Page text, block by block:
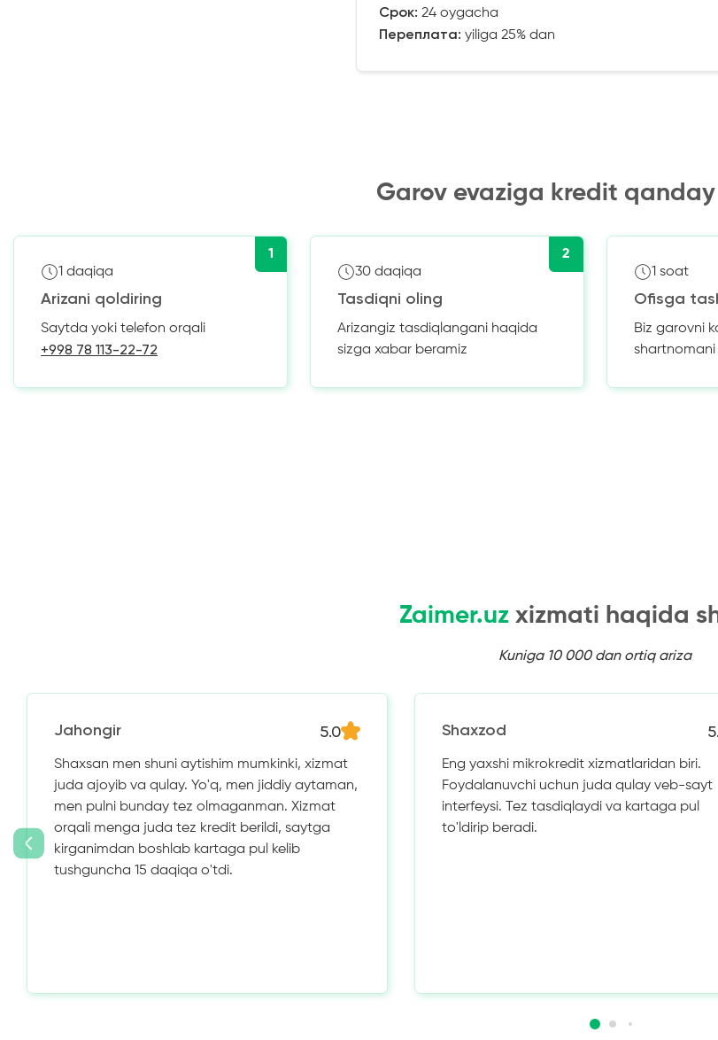
Срок: 24 oygacha
Переплата: yiliga 25% dan
Garov evaziga kredit
1
1 daqiqa
Arizani qoldiring
Saytda yoki telefon orqali
+998 78 113-22-72
2
30 daqiqa
Tasdiqni oling
Arizangiz tasdiqlangani haqida
sizga xabar beramiz
1 soat
Ofisga
Biz garovni
shartnomani
Zaimer.uzxizmati haqida
Kuniga 10 000 dan ortiq ariza
Jahongir 5.0
Shaxsan men shuni aytishim mumkinki, xizmat
juda ajoyib va ​​qulay. Yo'q, men jiddiy aytaman,
men pulni bunday tez olmaganman. Xizmat
orqali menga juda tez kredit berildi, saytga
kirganimdan boshlab kartaga pul kelib
tushguncha 15 daqiqa o'tdi.
Shaxzod
Eng yaxshi mikrokredit xizmatlaridan biri.
Foydalanuvchi uchun juda qulay veb-sayt
interfeysi. Tez tasdiqlaydi va kartaga pul
to'ldirip beradi.